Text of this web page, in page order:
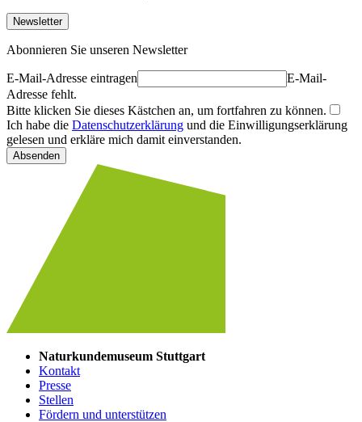
Newsletter
Abonnieren Sie unseren Newsletter
E-Mail-Adresse eintragen
E-Mail-
Adresse fehlt.
Bitte klicken Sie dieses Kästchen an, um fortfahren zu können.
Ich habe die Datenschutzerklärung und die Einwilligungserklärung
gelesen und erkläre mich damit einverstanden.
Absenden
Naturkundemuseum Stuttgart
Kontakt
Presse
Stellen
Fördern und unterstützen